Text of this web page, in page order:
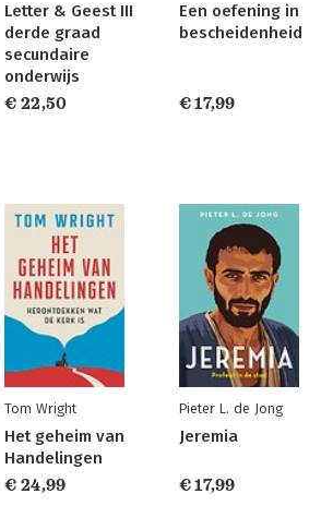
Letter & Geest III
derde graad
secundaire
onderwijs
€ 22,50
Een oefening in
bescheidenheid
€ 17,99
Tom Wright
Het geheim van
Handelingen
€ 24,99
Pieter L. de Jong
Jeremia
€ 17,99